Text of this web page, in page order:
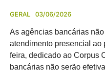
GERAL 03/06/2026
As agências bancárias
atendimento presencial ao
feira, dedicado ao Corpus
bancárias não serão